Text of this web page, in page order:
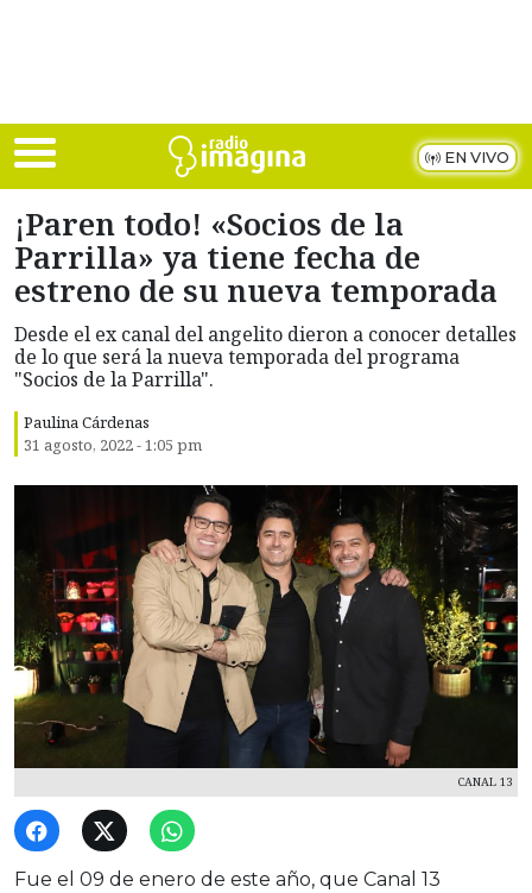
EN VIVO
¡Paren todo! «Socios de la
Parrilla» ya tiene fecha de
estreno de su nueva temporada
Desde el ex canal del angelito dieron a conocer detalles
de lo que será la nueva temporada del programa
"Socios de la Parrilla".
Paulina Cárdenas
31 agosto, 2022 - 1:05 pm
CANAL 13
Fue el 09 de enero de este año, que Canal 13